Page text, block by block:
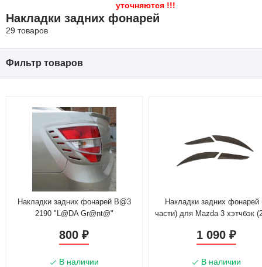
уточняются !!!
Накладки задних фонарей
29 товаров
Фильтр товаров
Накладки задних фонарей B@3
2190 "L@DA Gr@nt@"
800₽
В наличии
Накладки задних фонарей
части) для Mazda 3 хэтчбэк
1 090₽
В наличии